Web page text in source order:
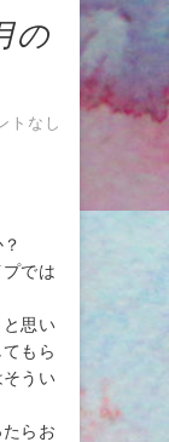
の
トなし
では
思い
もら
そうい
らお